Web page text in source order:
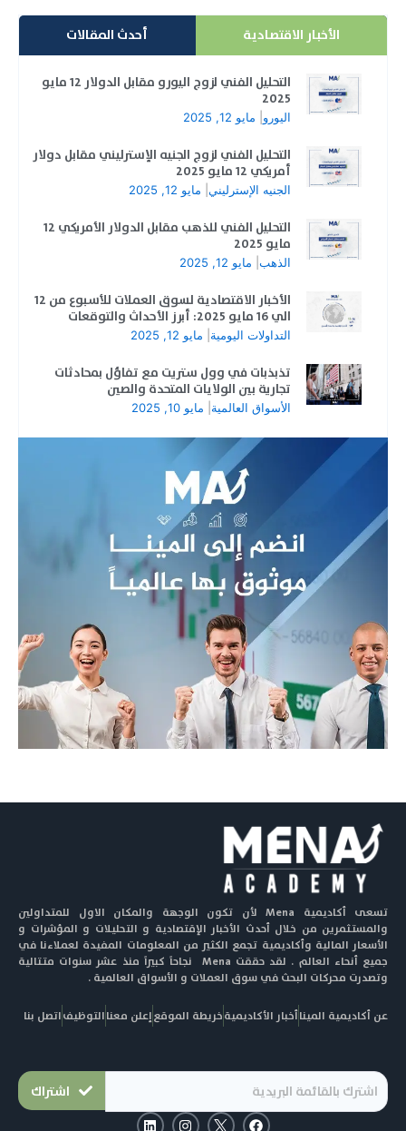
الأخبار الاقتصادية أحدث المقالات
التحليل الفني لزوج اليورو مقابل الدولار 12 مايو
2025
اليورو مايو 12, 2025
التحليل الفني لزوج الجنيه الإسترليني مقابل دولار
أمريكي 12 مايو 2025
الجنيه الإسترليني مايو 12, 2025
التحليل الفني للذهب مقابل الدولار الأمريكي 12
مايو 2025
الذهب مايو 12, 2025
الأخبار الاقتصادية لسوق العملات للأسبوع من 12
الي 16 مايو 2025: أبرز الأحداث والتوقعات
التداولات اليومية مايو 12, 2025
تذبذبات في وول ستريت مع تفاؤل بمحادثات
تجارية بين الولايات المتحدة والصين
الأسواق العالمية مايو 10, 2025
تسعى أكاديمية Mena لأن تكون الوجهة والمكان الاول للمتداولين
والمستثمرين من خلال أحدث الأخبار الإقتصادية و التحليلات و المؤشرات و
الأسعار المالية وأكاديمية تجمع الكثير من المعلومات المفيدة لعملاءنا في
جميع أنحاء العالم . لقد حققت Mena نجاحاً كبيراً منذ عشر سنوات متتالية
وتصدرت محركات البحث في سوق العملات و الأسواق العالمية .
عن أكاديمية الميناأخبار الأكاديميةخريطة الموقعإعلن معناالتوظيفاتصل بنا
اشتراك
F
I
L